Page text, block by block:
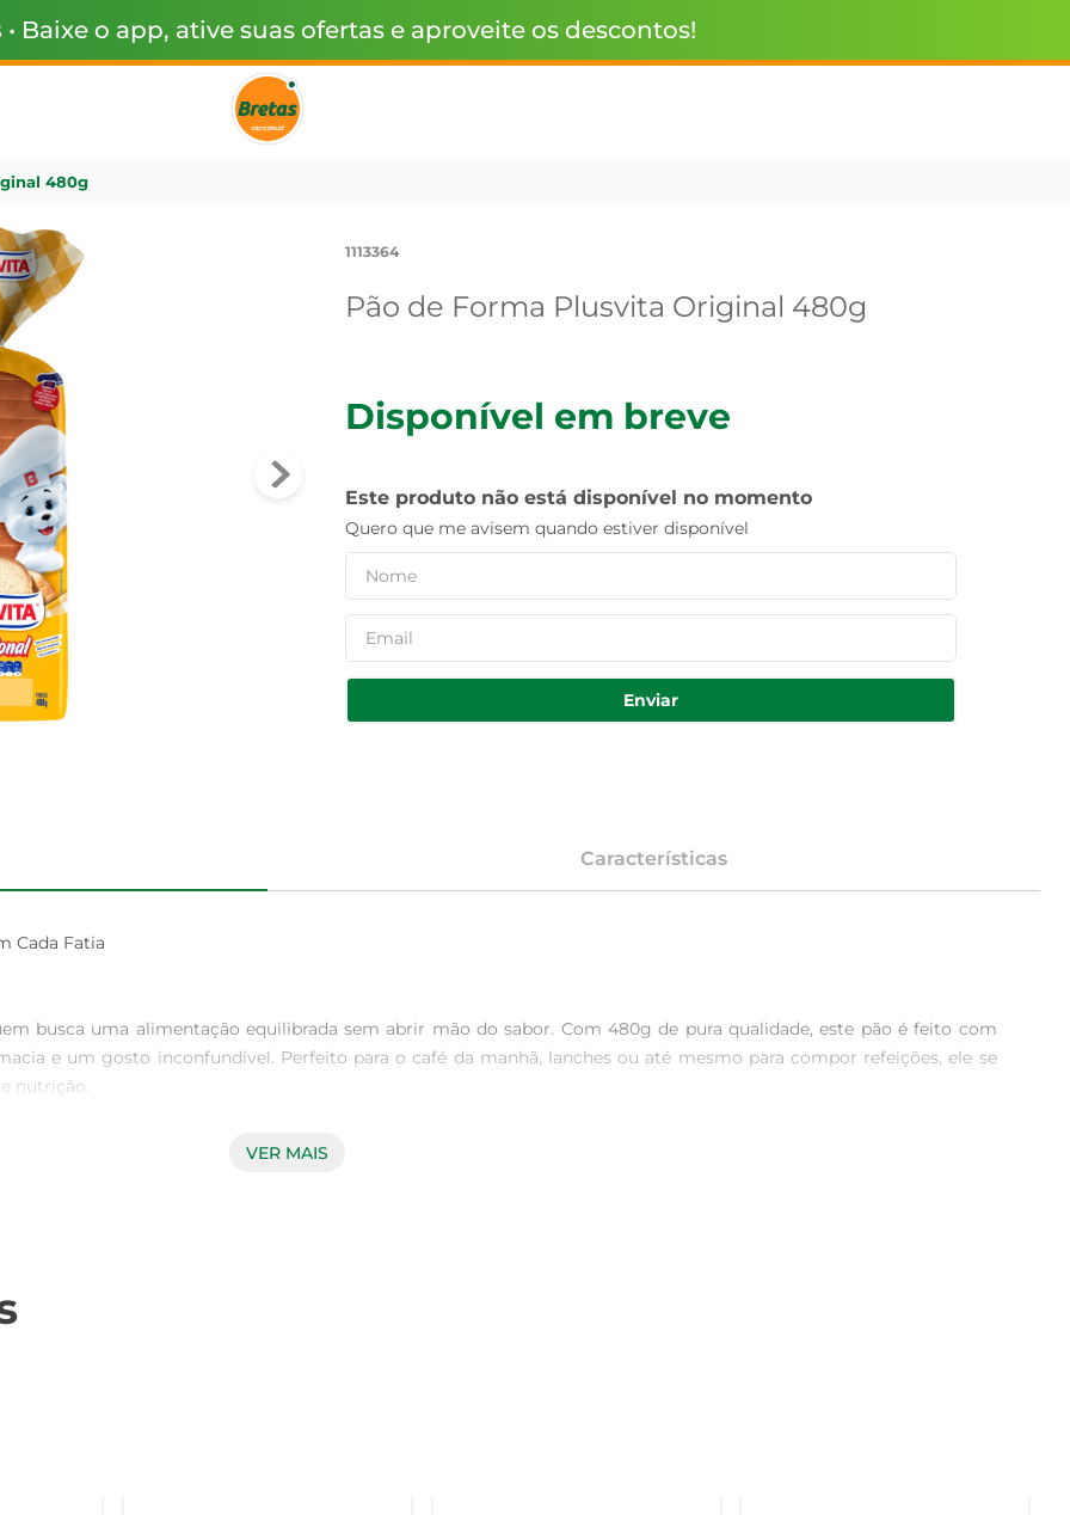
• Baixe o app, ative suas ofertas e aproveite os descontos!
480g
1113364
Pão de Forma Plusvita Original 480g
Disponível em breve
Este produto não está disponível no momento
Quero que me avisem quando estiver disponível
Enviar
Características
Cada Fatia
busca uma alimentação equilibrada sem abrir mão do sabor. Com 480g de pura qualidade, este pão é feito com
e um gosto inconfundível. Perfeito para o café da manhã, lanches ou até mesmo para compor refeições, ele se
nutrição.
pode ser utilizado de diversas maneiras. Desde um simples sanduíche até torradas crocantes, ele se destaca em
VER MAIS